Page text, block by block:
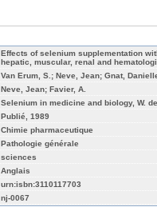
Effects of selenium supplementation
hepatic, muscular, renal and
Van Erum, S.; Neve, Jean; Gnat,
Neve, Jean; Favier, A.
Selenium in medicine and biology, W.
Publié, 1989
Chimie pharmaceutique
Pathologie générale
sciences
Anglais
urn:isbn:3110117703
nj-0067